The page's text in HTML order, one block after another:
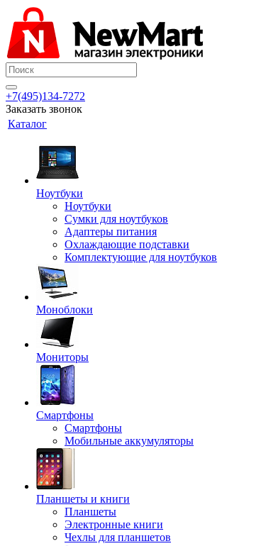
+7(495)134-7272
Заказать звонок
Каталог
Ноутбуки
Ноутбуки
Сумки для ноутбуков
Адаптеры питания
Охлаждающие подставки
Комплектующие для ноутбуков
Моноблоки
Мониторы
Смартфоны
Смартфоны
Мобильные аккумуляторы
Планшеты и книги
Планшеты
Электронные книги
Чехлы для планшетов